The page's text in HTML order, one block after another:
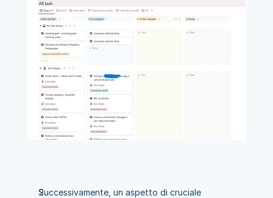
Successivamente, un aspetto di cruciale